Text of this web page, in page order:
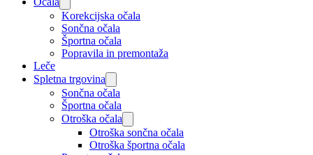
Korekcijska očala
Sončna očala
Športna očala
Popravila in premontaža
Leče
Spletna trgovina
Sončna očala
Športna očala
Otroška očala
Otroška sončna očala
Otroška športna očala